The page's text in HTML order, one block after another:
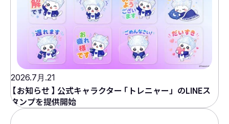
2026.7月.21
【お知らせ 】 公式キャラクター 「 トレニャー」のLINEス
タンプを提供開始